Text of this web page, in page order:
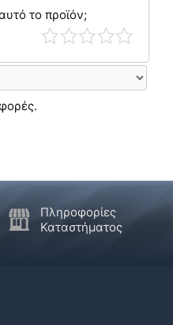
το προϊόν;
Πληροφορίες
Καταστήματος